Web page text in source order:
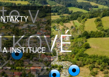
v
A INSTITUCE